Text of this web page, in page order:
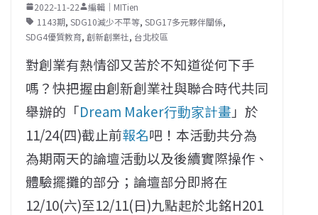
2022-11-22
編輯｜MITien
1143期, SDG10減少不平等, SDG17多元夥伴關係,
SDG4優質教育, 創新創業社, 台北校區
對創業有熱情卻又苦於不知道從何下手
嗎？快把握由創新創業社與聯合時代共同
舉辦的「Dream Maker行動家計畫 」於
11/24(四)截止前報名吧！本活動共分為
為期兩天的論壇活動以及後續實際操作、
體驗擺攤的部分；論壇部分即將在
12/10(六)至12/11(日)九點起於北銘H201